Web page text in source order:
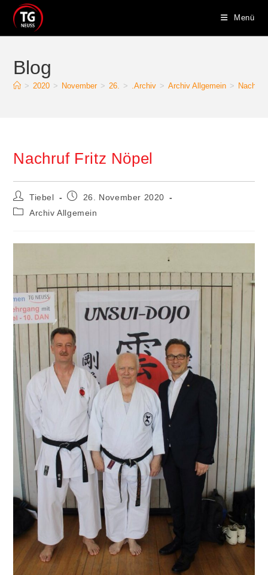
Inhalt
springen
Menü
Blog
> 2020 > November > 26. > .Archiv > Archiv Allgemein > Nachruf
Nachruf Fritz Nöpel
Beitrags-
Autor:
Tiebel
Beitrag26. November 2020
Beitrags-
Archiv Allgemein